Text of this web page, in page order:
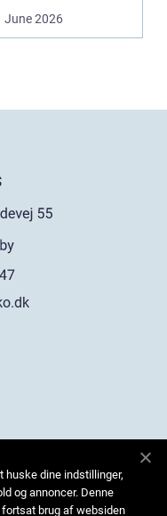
installatør gu...
June 2026
huske dine indstillinger,
og annoncer. Denne
brug af websiden